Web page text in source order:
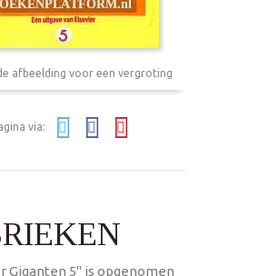
afbeelding voor een vergroting
via:
Giganten 5" is opgenomen